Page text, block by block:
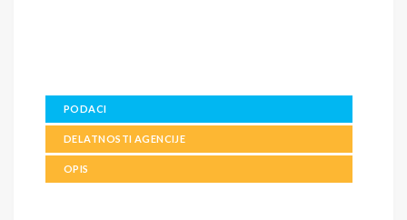
PODACI
DELATNOSTI AGENCIJE
OPIS